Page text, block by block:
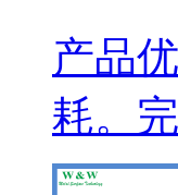
产品
耗。